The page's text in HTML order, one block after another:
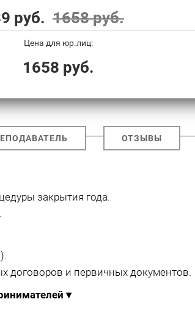
руб. 1658 руб.
Цена для юр.лиц:
1658 руб.
ОТЗЫВЫ
закрытия года.
договоров и первичных документов.
▾